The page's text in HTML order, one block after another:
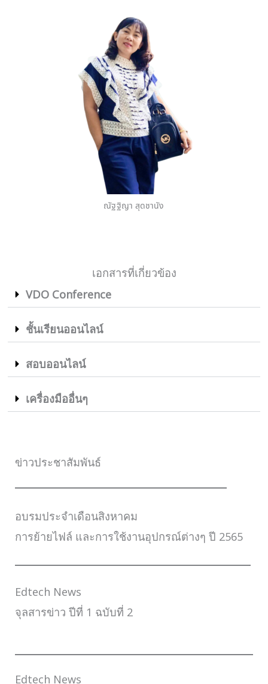
ณัฐฐิญา สุดชานัง
เอกสารที่เกี่ยวข้อง
VDO Conference
ชั้นเรียนออนไลน์
สอบออนไลน์
เครื่องมืออื่นๆ
ข่าวประชาสัมพันธ์
อบรมประจำเดือนสิงหาคม
การย้ายไฟล์ และการใช้งานอุปกรณ์ต่างๆ ปี 2565
Edtech News
จุลสารข่าว ปีที่ 1 ฉบับที่ 2
Edtech News